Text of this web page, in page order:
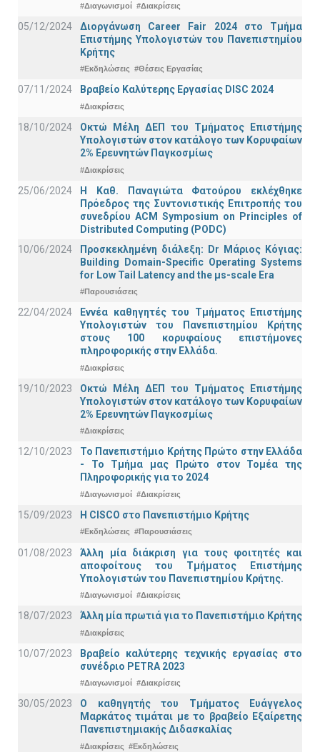
#Διαγωνισμοί #Διακρίσεις
05/12/2024
Διοργάνωση Career Fair 2024 στο Τμήμα
Επιστήμης Υπολογιστών του Πανεπιστημίου
Κρήτης
#Εκδηλώσεις #Θέσεις Εργασίας
07/11/2024 Βραβείο Καλύτερης Εργασίας DISC 2024
#Διακρίσεις
18/10/2024
Οκτώ Μέλη ΔΕΠ του Τμήματος Επιστήμης
Υπολογιστών στον κατάλογο των Κορυφαίων
2% Ερευνητών Παγκοσμίως
#Διακρίσεις
25/06/2024
Η Καθ. Παναγιώτα Φατούρου εκλέχθηκε
Πρόεδρος της Συντονιστικής Επιτροπής του
συνεδρίου ACM Symposium on Principles of
Distributed Computing (PODC)
10/06/2024
Προσκεκλημένη διάλεξη: Dr Μάριος Κόγιας:
Building Domain-Specific Operating Systems
for Low Tail Latency and the μs-scale Era
#Παρουσιάσεις
22/04/2024
Εννέα καθηγητές του Τμήματος Επιστήμης
Υπολογιστών του Πανεπιστημίου Κρήτης
στους 100 κορυφαίους επιστήμονες
πληροφορικής στην Ελλάδα.
#Διακρίσεις
19/10/2023
Οκτώ Μέλη ΔΕΠ του Τμήματος Επιστήμης
Υπολογιστών στον κατάλογο των Κορυφαίων
2% Ερευνητών Παγκοσμίως
#Διακρίσεις
12/10/2023
Το Πανεπιστήμιο Κρήτης Πρώτο στην Ελλάδα
- Το Τμήμα μας Πρώτο στον Τομέα της
Πληροφορικής για το 2024
#Διαγωνισμοί #Διακρίσεις
15/09/2023 Η CISCO στο Πανεπιστήμιο Κρήτης
#Εκδηλώσεις #Παρουσιάσεις
01/08/2023
Άλλη μία διάκριση για τους φοιτητές και
αποφοίτους του Τμήματος Επιστήμης
Υπολογιστών του Πανεπιστημίου Κρήτης.
#Διαγωνισμοί #Διακρίσεις
18/07/2023 Άλλη μία πρωτιά για το Πανεπιστήμιο Κρήτης
#Διακρίσεις
10/07/2023
Βραβείο καλύτερης τεχνικής εργασίας στο
συνέδριο PETRA 2023
#Διαγωνισμοί #Διακρίσεις
30/05/2023
Ο καθηγητής του Τμήματος Ευάγγελος
Μαρκάτος τιμάται με το βραβείο Εξαίρετης
Πανεπιστημιακής Διδασκαλίας
#Διακρίσεις #Εκδηλώσεις